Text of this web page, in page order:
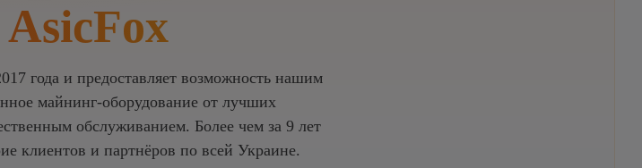
AsicFox
года и предоставляет возможность нашим
майнинг-оборудование от лучших
обслуживанием. Более чем за 9 лет
клиентов и партнёров по всей Украине.